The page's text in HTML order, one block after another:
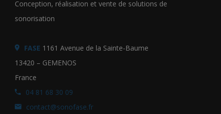
Conception, réalisation et vente de solutions de
sonorisation
FASE 1161 Avenue de la Sainte-Baume
13420 – GEMENOS
France
04 81 68 30 09
contact@sonofase.fr